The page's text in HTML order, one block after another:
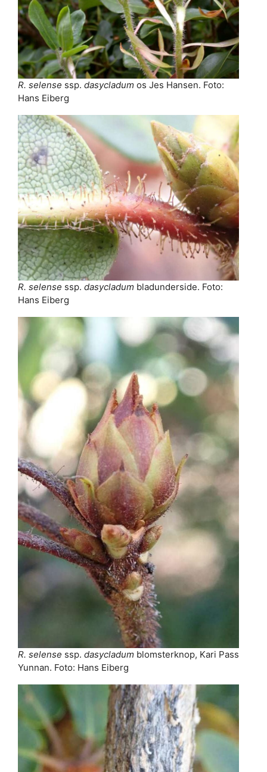
R. selense ssp. dasycladum os Jes Hansen. Foto:
Hans Eiberg
R. selense ssp. dasycladum bladunderside. Foto:
Hans Eiberg
R. selense ssp. dasycladum blomsterknop, Kari Pass
Yunnan. Foto: Hans Eiberg